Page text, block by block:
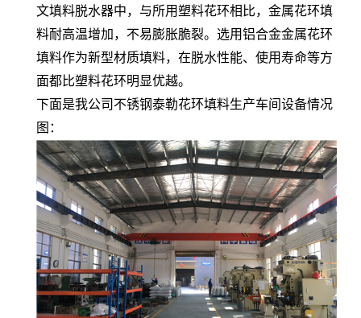
文填料脱水器中，与所用塑料花环相比，金属花环填
料耐高温增加，不易膨胀脆裂。选用铝合金金属花环
填料作为新型材质填料，在脱水性能、使用寿命等方
面都比塑料花环明显优越。
下面是我公司不锈钢泰勒花环填料生产车间设备情况
图：